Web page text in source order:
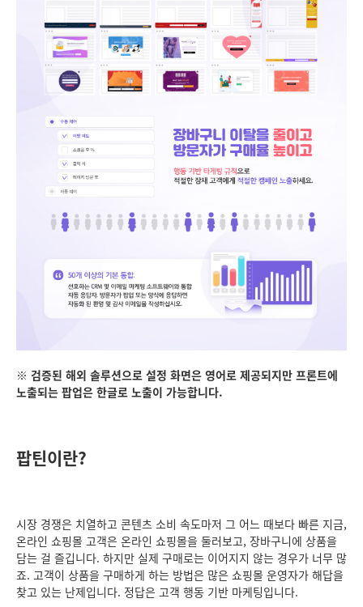
※ 검증된 해외 솔루션으로 설정 화면은 영어로 제공되지만 프론트에
노출되는 팝업은 한글로 노출이 가능합니다.
팝틴이란?
시장 경쟁은 치열하고 콘텐츠 소비 속도마저 그 어느 때보다 빠른 지금,
온라인 쇼핑몰 고객은 온라인 쇼핑몰을 둘러보고, 장바구니에 상품을
담는 걸 즐깁니다. 하지만 실제 구매로는 이어지지 않는 경우가 너무 많
죠. 고객이 상품을 구매하게 하는 방법은 많은 쇼핑몰 운영자가 해답을
찾고 있는 난제입니다. 정답은 고객 행동 기반 마케팅입니다.